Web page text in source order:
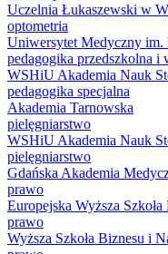
Uczelnia Łukaszewski w
optometria
Uniwersytet Medyczny im.
pedagogika przedszkolna i
WSHiU Akademia Nauk
pedagogika specjalna
Akademia Tarnowska
pielęgniarstwo
WSHiU Akademia Nauk
pielęgniarstwo
Gdańska Akademia
prawo
Europejska Wyższa
prawo
Wyższa Szkoła Biznesu i